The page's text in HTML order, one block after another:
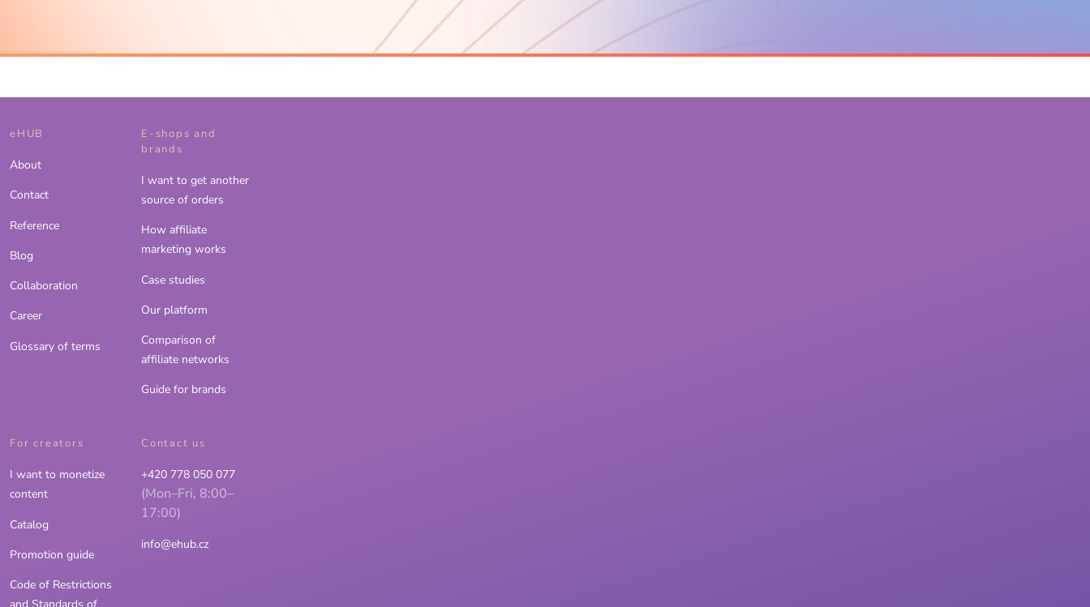
eHUB
About
Contact
Reference
Blog
Collaboration
Career
Glossary of terms
E-shops and
brands
I want to get another
source of orders
How affiliate
marketing works
Case studies
Our platform
Comparison of
affiliate networks
Guide for brands
For creators
I want to monetize
content
Catalog
Promotion guide
Code of Restrictions
Contact us
+420 778 050 077
(Mon–Fri, 8:00–
17:00)
info@ehub.cz